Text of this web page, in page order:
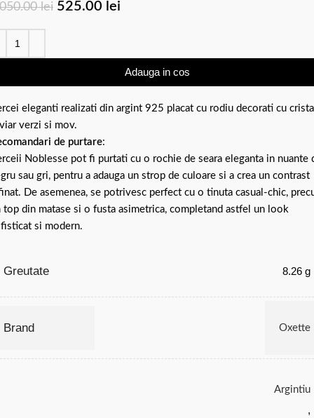
lei 525.00 lei
Adauga in cos
eleganti realizati din argint 925 placat cu rodiu decorati cu
verzi si mov.
de purtare:
Noblesse pot fi purtati cu o rochie de seara eleganta in nuante
sau gri, pentru a adauga un strop de culoare si a crea un contrast
De asemenea, se potrivesc perfect cu o tinuta casual-chic,
top din matase si o fusta asimetrica, completand astfel un look
si modern.
Greutate 8.26 g
Brand Oxette
Argintiu
,